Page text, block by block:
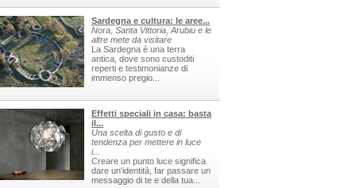
Sardegna e cultura: le aree...
Nora, Santa Vittoria, Arubiu e le
altre mete da visitare
La Sardegna è una terra
antica, dove sono custoditi
reperti e testimonianze di
immenso pregio...
Effetti speciali in casa: basta
il...
Una scelta di gusto e di
tendenza per mettere in luce
i...
Creare un punto luce significa
dare un'identità, far passare un
messaggio di te e della tua...